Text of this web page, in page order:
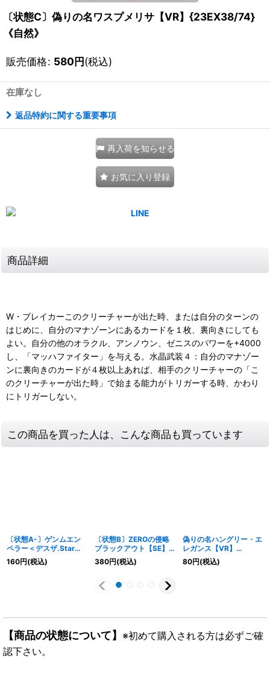
〔状態C〕偽りの名ワスプメリサ【VR】{23EX38/74}
《自然》
販売価格: 580円(税込)
在庫なし
返品特約に関する重要事項
再入荷を知らせる
お気に入り登録
商品詳細
W・ブレイカーこのクリーチャーが出た時、または自分のターンの
はじめに、自分のマナゾーンにあるカードを１枚、裏向きにしても
よい。自分の他のオラクル、アンノウン、ゼニスのパワーを+4000
し、「マッハファイター」を与える。水晶武装４：自分のマナゾー
ンに裏向きのカードが４枚以上あれば、相手のクリーチャーの「こ
のクリーチャーが出た時」で始まる能力がトリガーする時、かわり
にトリガーしない。
この商品を買った人は、こんな商品も買っています
〔状態A-〕ゲンムエン
ペラー＜デスザ.Star＞
【SR】{RP176A/20}
《闇》
160円(税込)
〔状態B〕ZEROの侵略
ブラックアウト【SE】
{DMR22L2秘1/L3}
《闇》
380円(税込)
偽りの名ハングリー・エ
レガンス【VR】
{23EX3TF6/TF10}《自
然》
80円(税込)
【商品の状態について】 ※初めて購入される方は必ずご確
認下さい。